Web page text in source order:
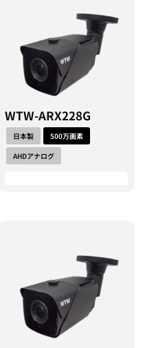
WTW-ARX228G
日本製
500万画素
AHDアナログ